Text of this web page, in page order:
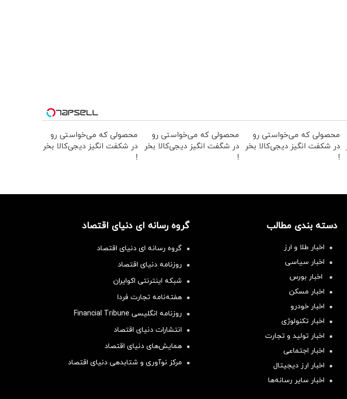
محصولی که می‌خواستی رو
در شکفت انگیز دیجی‌کالا بخر
!
محصولی که می‌خواستی رو
در شگفت انگیز دیجی‌کالا بخر
!
محصولی که می‌خواستی رو
در شکفت انگیز دیجی‌کالا بخر
!
دسته بندی مطالب
اخبار طلا و ارز
اخبار سیاسی
اخبار بورس
اخبار مسکن
اخبار خودرو
اخبار تکنولوژی
اخبار تولید و تجارت
اخبار اجتماعی
اخبار ارز دیجیتال
اخبار سایر رسانه‌‌ها
گروه رسانه ای دنیای اقتصاد
گروه رسانه ای دنیای اقتصاد
روزنامه دنیای اقتصاد
شبکه اینترنتی اکوایران
هفته‌نامه تجارت فردا
روزنامه انگلیسی Financial Tribune
انتشارات دنیای اقتصاد
همایش‌های دنیای اقتصاد
مرکز نوآوری و شتابدهی دنیای اقتصاد